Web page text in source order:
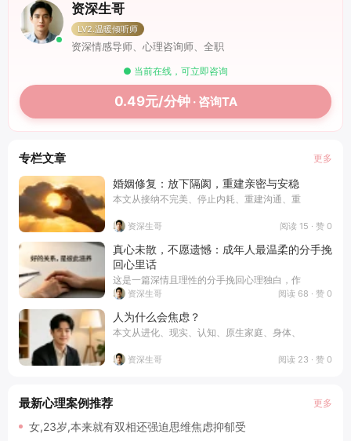
资深生哥
LV2.温暖倾听师
资深情感导师、心理咨询师、全职
● 当前在线，可立即咨询
0.49元/分钟· 咨询TA
专栏文章 更多
婚姻修复：放下隔阂，重建亲密与安稳
本文从接纳不完美、停止内耗、重建沟通、重
资深生哥 阅读 15 · 赞 0
真心未散，不愿遗憾：成年人最温柔的分手挽
回心里话
这是一篇深情且理性的分手挽回心理独白，作
资深生哥 阅读 68 · 赞 0
人为什么会焦虑？
本文从进化、现实、认知、原生家庭、身体、
资深生哥 阅读 23 · 赞 0
最新心理案例推荐 更多
女,23岁,本来就有双相还强迫思维焦虑抑郁受